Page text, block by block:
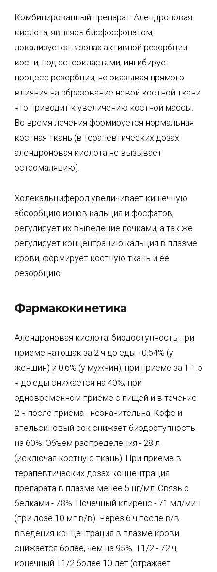
Комбинированный препарат. Алендроновая
кислота, являясь бисфосфонатом,
локализуется в зонах активной резорбции
кости, под остеокластами, ингибирует
процесс резорбции, не оказывая прямого
влияния на образование новой костной ткани,
что приводит к увеличению костной массы.
Во время лечения формируется нормальная
костная ткань (в терапевтических дозах
алендроновая кислота не вызывает
остеомаляцию).
Холекальциферол увеличивает кишечную
абсорбцию ионов кальция и фосфатов,
регулирует их выведение почками, а так же
регулирует концентрацию кальция в плазме
крови, формирует костную ткань и ее
резорбцию.
Фармакокинетика
Алендроновая кислота: биодоступность при
приеме натощак за 2 ч до еды - 0.64% (у
женщин) и 0.6% (у мужчин); при приеме за 1-1.5
ч до еды снижается на 40%; при
одновременном приеме с пищей и в течение
2 ч после приема - незначительна. Кофе и
апельсиновый сок снижает биодоступность
на 60%. Объем распределения - 28 л
(исключая костную ткань). При приеме в
терапевтических дозах концентрация
препарата в плазме менее 5 нг/мл. Связь с
белками - 78%. Почечный клиренс - 71 мл/мин
(при дозе 10 мг в/в). Через 6 ч после в/в
введения концентрация в плазме крови
снижается более, чем на 95%. Т1/2 - 72 ч,
конечный Т1/2 более 10 лет (отражает